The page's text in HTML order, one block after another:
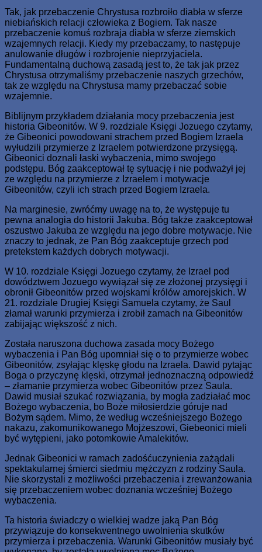
Tak, jak przebaczenie Chrystusa rozbroiło diabła w sferze
niebiańskich relacji człowieka z Bogiem. Tak nasze
przebaczenie komuś rozbraja diabła w sferze ziemskich
wzajemnych relacji. Kiedy my przebaczamy, to następuje
anulowanie długów i rozbrojenie nieprzyjaciela.
Fundamentalną duchową zasadą jest to, że tak jak przez
Chrystusa otrzymaliśmy przebaczenie naszych grzechów,
tak ze względu na Chrystusa mamy przebaczać sobie
wzajemnie.
Biblijnym przykładem działania mocy przebaczenia jest
historia Gibeonitów. W 9. rozdziale Księgi Jozuego czytamy,
że Gibeonici powodowani strachem przed Bogiem Izraela
wyłudzili przymierze z Izraelem potwierdzone przysięgą.
Gibeonici doznali łaski wybaczenia, mimo swojego
podstępu. Bóg zaakceptował tę sytuację i nie podważył jej
ze względu na przymierze z Izraelem i motywacje
Gibeonitów, czyli ich strach przed Bogiem Izraela.
Na marginesie, zwróćmy uwagę na to, że występuje tu
pewna analogia do historii Jakuba. Bóg także zaakceptował
oszustwo Jakuba ze względu na jego dobre motywacje. Nie
znaczy to jednak, że Pan Bóg zaakceptuje grzech pod
pretekstem każdych dobrych motywacji.
W 10. rozdziale Księgi Jozuego czytamy, że Izrael pod
dowództwem Jozuego wywiązał się ze złożonej przysięgi i
obronił Gibeonitów przed wojskami królów amorejskich. W
21. rozdziale Drugiej Księgi Samuela czytamy, że Saul
złamał warunki przymierza i zrobił zamach na Gibeonitów
zabijając większość z nich.
Została naruszona duchowa zasada mocy Bożego
wybaczenia i Pan Bóg upomniał się o to przymierze wobec
Gibeonitów, zsyłając klęskę głodu na Izraela. Dawid pytając
Boga o przyczynę klęski, otrzymał jednoznaczną odpowiedź
– złamanie przymierza wobec Gibeonitów przez Saula.
Dawid musiał szukać rozwiązania, by mogła zadziałać moc
Bożego wybaczenia, bo Boże miłosierdzie góruje nad
Bożym sądem. Mimo, że według wcześniejszego Bożego
nakazu, zakomunikowanego Mojżeszowi, Giebeonici mieli
być wytępieni, jako potomkowie Amalekitów.
Jednak Gibeonici w ramach zadośćuczynienia zażądali
spektakularnej śmierci siedmiu mężczyzn z rodziny Saula.
Nie skorzystali z możliwości przebaczenia i zrewanżowania
się przebaczeniem wobec doznania wcześniej Bożego
wybaczenia.
Ta historia świadczy o wielkiej wadze jaką Pan Bóg
przywiązuje do konsekwentnego uwolnienia skutków
przymierza i przebaczenia. Warunki Gibeonitów musiały być